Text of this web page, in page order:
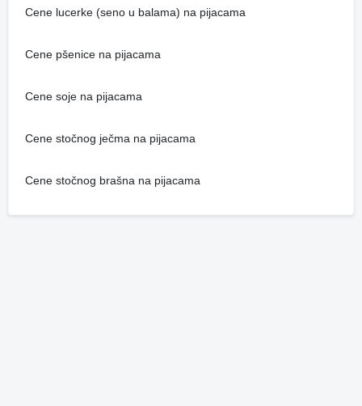
Cene lucerke (seno u balama) na pijacama
Cene pšenice na pijacama
Cene soje na pijacama
Cene stočnog ječma na pijacama
Cene stočnog brašna na pijacama